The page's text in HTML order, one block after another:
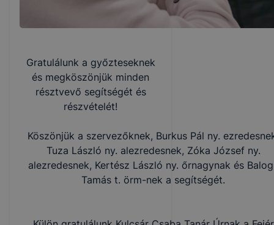
Gratulálunk a győzteseknek
és megköszönjük minden
résztvevő segítségét és
részvételét!
Köszönjük a szervezőknek, Burkus Pál ny.
Tuza László ny. alezredesnek, Zóka József ny.
alezredesnek, Kertész László ny. őrnagynak és
Tamás t. örm-nek a segítségét.